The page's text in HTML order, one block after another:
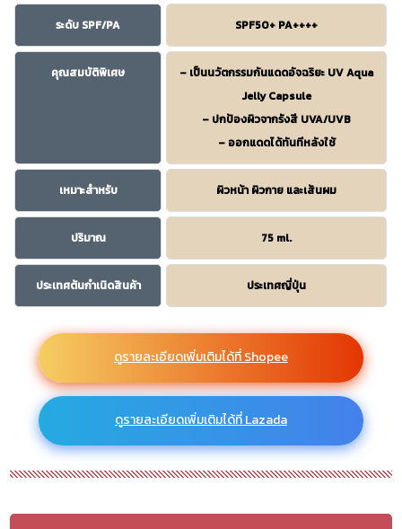
ระดับ SPF/PA SPF50+ PA++++
คุณสมบัติพิเศษ
– เป็นนวัตกรรมกันแดดอัจฉริยะ UV Aqua
Jelly Capsule
– ปกป้องผิวจากรังสี UVA/UVB
– ออกแดดได้ทันทีหลังใช้
เหมาะสำหรับ ผิวหน้า ผิวกาย และเส้นผม
ปริมาณ 75 ml.
ประเทศต้นกำเนิดสินค้า ประเทศญี่ปุ่น
ดูรายละเอียดเพิ่มเติมได้ที่ Shopee
ดูรายละเอียดเพิ่มเติมได้ที่ Lazada